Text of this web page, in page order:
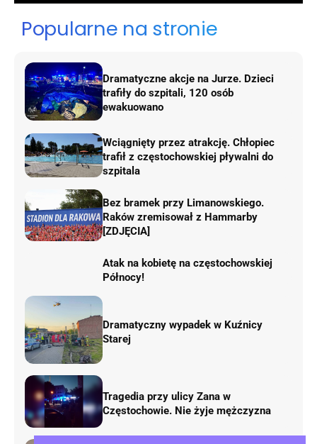
Popularne na stronie
Dramatyczne akcje na Jurze. Dzieci
trafiły do szpitali, 120 osób
ewakuowano
Wciągnięty przez atrakcję. Chłopiec
trafił z częstochowskiej pływalni do
szpitala
Bez bramek przy Limanowskiego.
Raków zremisował z Hammarby
[ZDJĘCIA]
Atak na kobietę na częstochowskiej
Północy!
Dramatyczny wypadek w Kuźnicy
Starej
Tragedia przy ulicy Zana w
Częstochowie. Nie żyje mężczyzna